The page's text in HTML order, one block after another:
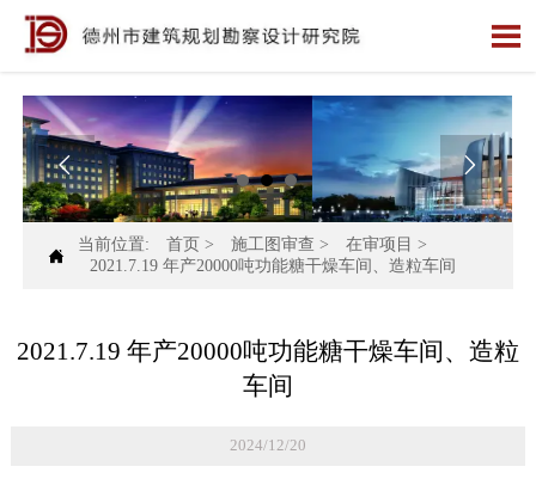

 

当前位置: 首页 > 施工图审查 > 在审项目 >
2021.7.19 年产20000吨功能糖干燥车间、造粒车间
2021.7.19 年产20000吨功能糖干燥车间、造粒
车间
2024/12/20